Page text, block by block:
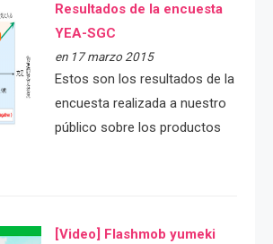
Resultados de la encuesta
YEA-SGC
en 17 marzo 2015
Estos son los resultados de la
encuesta realizada a nuestro
público sobre los productos
[Video] Flashmob yumeki